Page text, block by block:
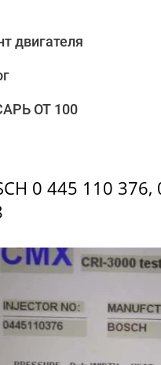
двигателя
ОТ 100
0 445 110